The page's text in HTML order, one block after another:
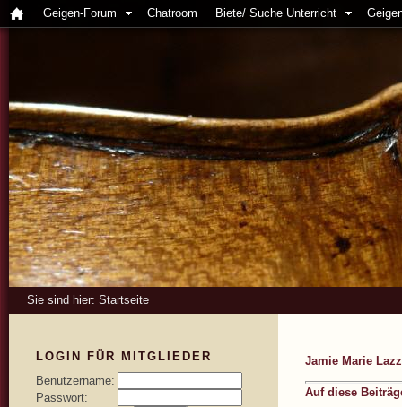
Geigen-Forum Chatroom Biete/ Suche Unterricht
Sie sind hier: Startseite
Jamie Marie
Auf diese
LOGIN FÜR MITGLIEDER
Benutzername:
Passwort: